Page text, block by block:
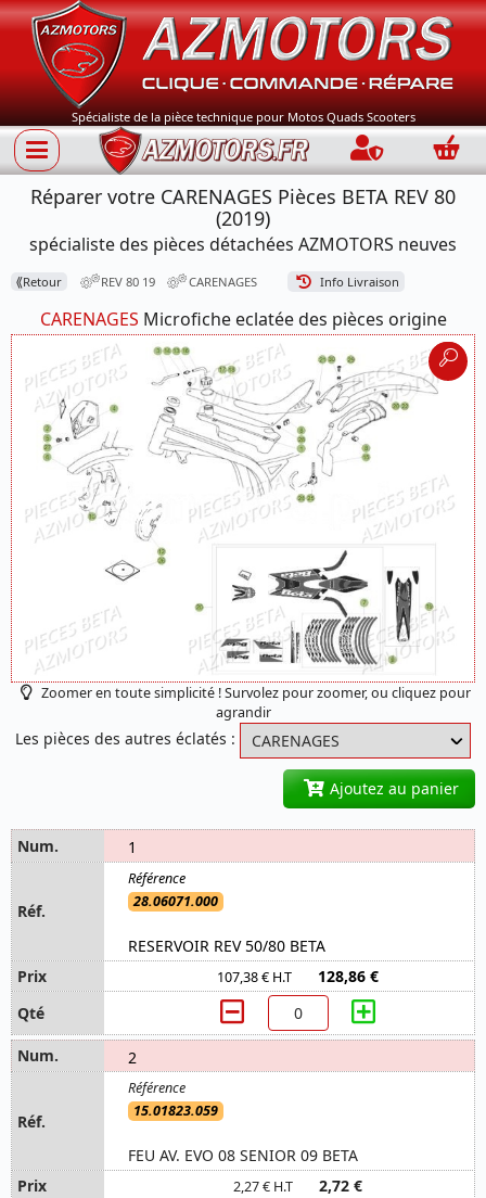
Spécialiste de la pièce technique pour Motos Quads Scooters
Connection
Réparer votre CARENAGES Pièces BETA REV 80
(2019)
spécialiste des pièces détachées AZMOTORS neuves
⟪Retour REV 80 19 CARENAGES Info Livraison
CARENAGES Microfiche eclatée des pièces origine
Zoomer en toute simplicité ! Survolez pour zoomer, ou cliquez pour
agrandir
Les pièces des autres éclatés :
Ajoutez au panier
1
28.06071.000
RESERVOIR REV 50/80 BETA
107,38 € H.T 128,86 €
2
15.01823.059
FEU AV. EVO 08 SENIOR 09 BETA
2,27 € H.T 2,72 €